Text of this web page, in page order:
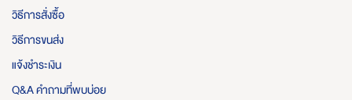
วิธีการสั่งซื้อ
วิธีการขนส่ง
แจ้งชำระเงิน
Q&A คำถามที่พบบ่อย